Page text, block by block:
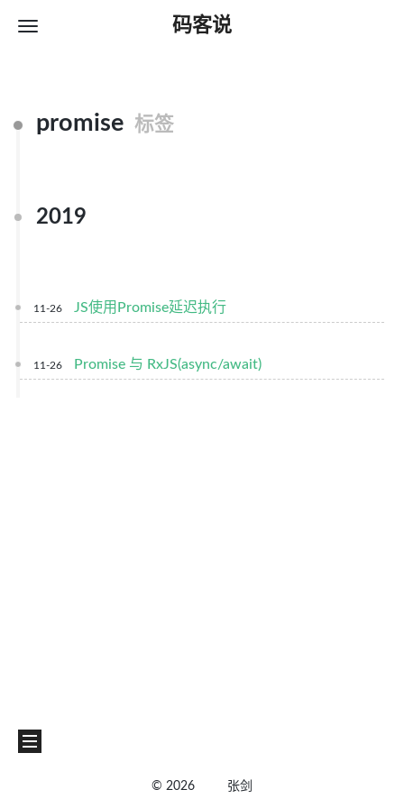
码客说
promise 标签
2019
11-26 JS使用Promise延迟执行
11-26 Promise 与 RxJS(async/await)
©2026 张剑